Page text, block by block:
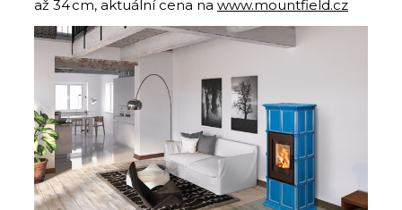
až 34 cm, aktuální cena na www.mountfield.cz